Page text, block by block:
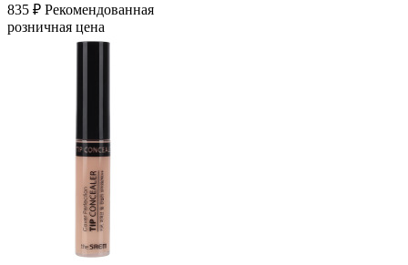
835 ₽ Рекомендованная
розничная цена